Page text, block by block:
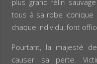
plus grand félin
tous à sa robe iconique
chaque individu, font
Pourtant, la majesté
causer sa perte.